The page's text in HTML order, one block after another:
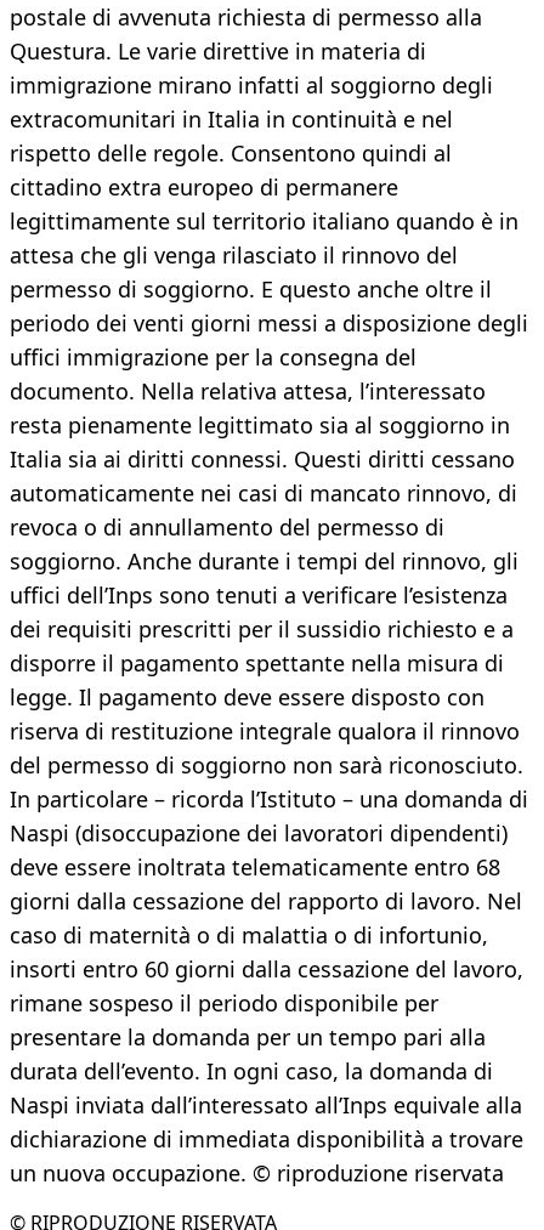
postale di avvenuta richiesta di permesso alla
Questura. Le varie direttive in materia di
immigrazione mirano infatti al soggiorno degli
extracomunitari in Italia in continuità e nel
rispetto delle regole. Consentono quindi al
cittadino extra europeo di permanere
legittimamente sul territorio italiano quando è in
attesa che gli venga rilasciato il rinnovo del
permesso di soggiorno. E questo anche oltre il
periodo dei venti giorni messi a disposizione degli
uffici immigrazione per la consegna del
documento. Nella relativa attesa, l’interessato
resta pienamente legittimato sia al soggiorno in
Italia sia ai diritti connessi. Questi diritti cessano
automaticamente nei casi di mancato rinnovo, di
revoca o di annullamento del permesso di
soggiorno. Anche durante i tempi del rinnovo, gli
uffici dell’Inps sono tenuti a verificare l’esistenza
dei requisiti prescritti per il sussidio richiesto e a
disporre il pagamento spettante nella misura di
legge. Il pagamento deve essere disposto con
riserva di restituzione integrale qualora il rinnovo
del permesso di soggiorno non sarà riconosciuto.
In particolare – ricorda l’Istituto – una domanda di
Naspi (disoccupazione dei lavoratori dipendenti)
deve essere inoltrata telematicamente entro 68
giorni dalla cessazione del rapporto di lavoro. Nel
caso di maternità o di malattia o di infortunio,
insorti entro 60 giorni dalla cessazione del lavoro,
rimane sospeso il periodo disponibile per
presentare la domanda per un tempo pari alla
durata dell’evento. In ogni caso, la domanda di
Naspi inviata dall’interessato all’Inps equivale alla
dichiarazione di immediata disponibilità a trovare
un nuova occupazione. © riproduzione riservata
© RIPRODUZIONE RISERVATA